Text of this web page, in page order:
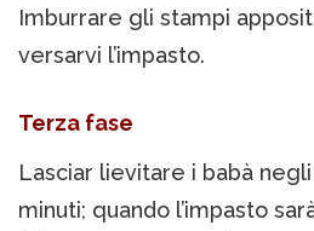
Imburrare gli stampi
versarvi l’impasto.
Terza fase
Lasciar lievitare i babà
minuti; quando l’impasto